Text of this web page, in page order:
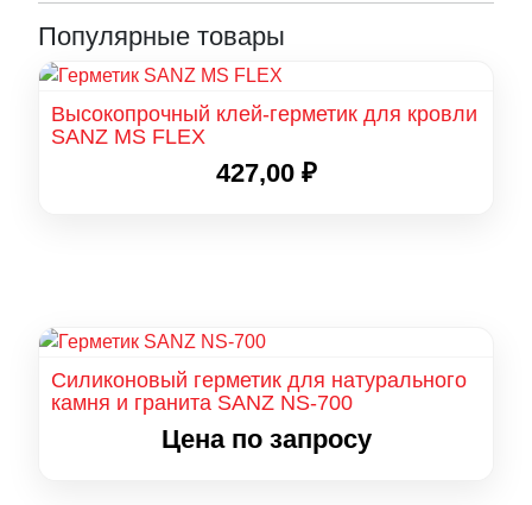
Популярные товары
Высокопрочный клей-герметик для кровли
SANZ MS FLEX
427,00 ₽
Силиконовый герметик для натурального
камня и гранита SANZ NS-700
Цена по запросу